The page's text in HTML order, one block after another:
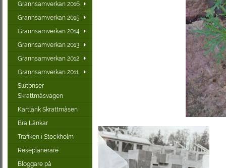
Grannsamverkan 2016
Grannsamverkan 2015
Grannsamverkan 2014
Grannsamverkan 2013
Grannsamverkan 2012
Grannsamverkan 2011
Slutpriser
Skrattmåsvägen
Kartlänk Skrattmåsen
Bra Länkar
Trafiken i Stockholm
Reseplanerare
Bloggare på